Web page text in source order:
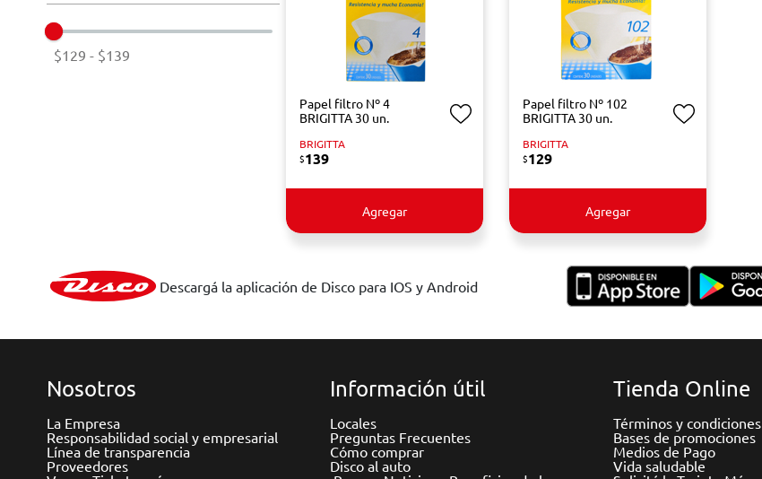
$129 - $139
Papel filtro Nº 4
BRIGITTA 30 un.
BRIGITTA
$139
Agregar
Papel filtro Nº 102
BRIGITTA 30 un.
BRIGITTA
$129
Agregar
Descargá la aplicación de Disco para IOS y Android
Nosotros
La Empresa
Responsabilidad social y empresarial
Línea de transparencia
Proveedores
Información útil
Locales
Preguntas Frecuentes
Cómo comprar
Disco al auto
Tienda Online
Términos y condiciones
Bases de promociones
Medios de Pago
Vida saludable